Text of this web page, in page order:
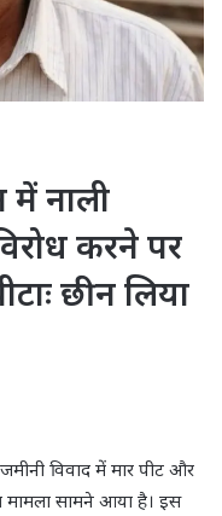
में नाली
करने पर
छीन लिया
विवाद में मार पीट और
मामला सामने आया है। इस